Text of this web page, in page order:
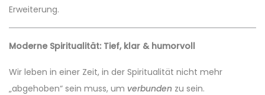
Erweiterung.
Moderne Spiritualität: Tief, klar & humorvoll
Wir leben in einer Zeit, in der Spiritualität nicht mehr
„abgehoben“ sein muss, um verbunden zu sein.